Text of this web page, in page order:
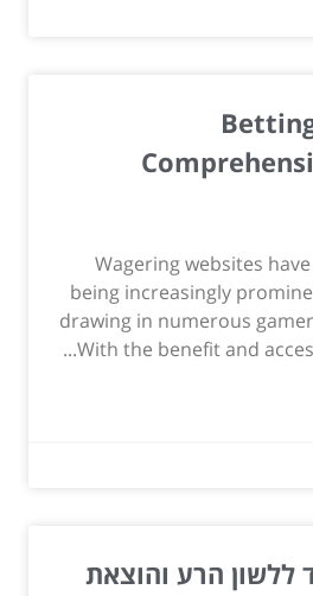
Wagering websites
being increasingly
drawing in numerous
With the benefit and
ללשון הרע והוצאת